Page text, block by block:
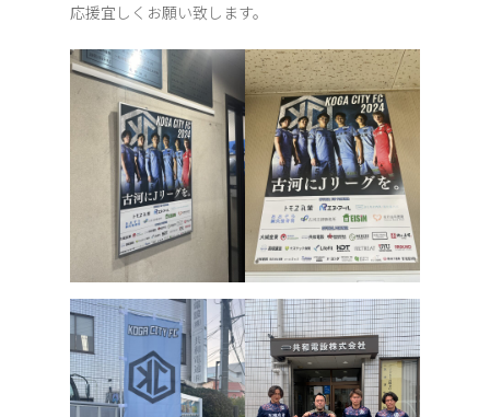
応援宜しくお願い致します。